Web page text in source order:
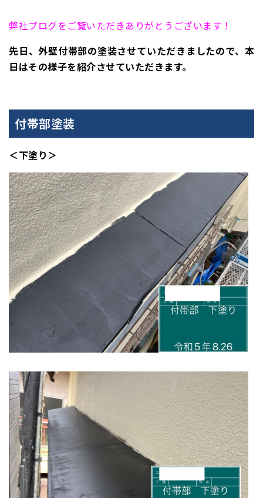
弊社ブログをご覧いただきありがとうございます！
先日、外壁付帯部の塗装させていただきましたので、本
日はその様子を紹介させていただきます。
付帯部塗装
＜下塗り＞